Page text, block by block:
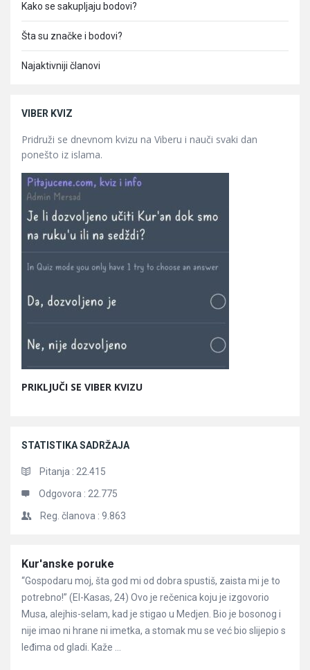
Kako se sakupljaju bodovi?
Šta su značke i bodovi?
Najaktivniji članovi
VIBER KVIZ
Pridruži se dnevnom kvizu na Viberu i nauči svaki dan
ponešto iz islama.
PRIKLJUČI SE VIBER KVIZU
STATISTIKA SADRŽAJA
Pitanja : 22.415
Odgovora : 22.775
Reg. članova : 9.863
Članci
Kur'anske poruke
“Gospodaru moj, šta god mi od dobra spustiš, zaista mi je to
potrebno!” (El-Kasas, 24) Ovo je rečenica koju je izgovorio
Musa, alejhis-selam, kad je stigao u Medjen. Bio je bosonog i
nije imao ni hrane ni imetka, a stomak mu se već bio slijepio s
leđima od gladi. Kaže ...